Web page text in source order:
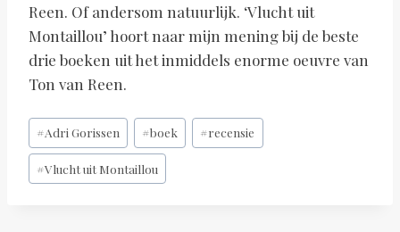
Reen. Of andersom natuurlijk. ‘Vlucht uit
Montaillou’ hoort naar mijn mening bij de beste
drie boeken uit het inmiddels enorme oeuvre van
Ton van Reen.
Bericht
tags:
#Adri Gorissen #boek #recensie
#Vlucht uit Montaillou